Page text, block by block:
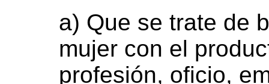
a) Que se trate de
mujer con el
profesión, oficio,